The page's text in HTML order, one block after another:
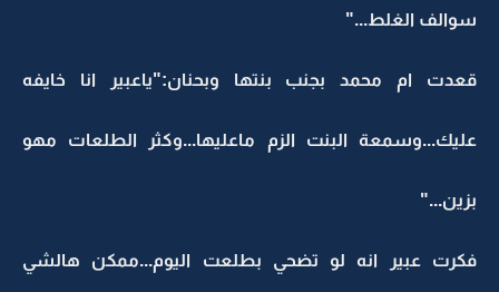
سوالف الغلط..."
قعدت ام محمد بجنب بنتها وبحنان:"ياعبير انا خايفه
عليك...وسمعة البنت الزم ماعليها...وكثر الطلعات مهو
بزين..."
فكرت عبير انه لو تضحي بطلعت اليوم...ممكن هالشي